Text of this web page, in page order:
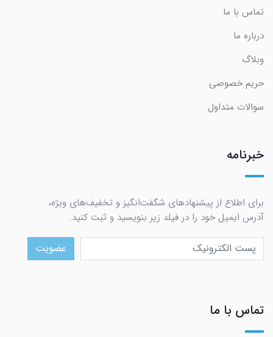
تماس با ما
درباره ما
وبلاگ
حریم خصوصی
سوالات متداول
خبرنامه
برای اطلاع از پیشنهادهای شگفت‌انگیز و تخفیف‌های ویژه،
آدرس ایمیل خود را در فیلد زیر بنویسید و ثبت کنید.
عضویت
تماس با ما